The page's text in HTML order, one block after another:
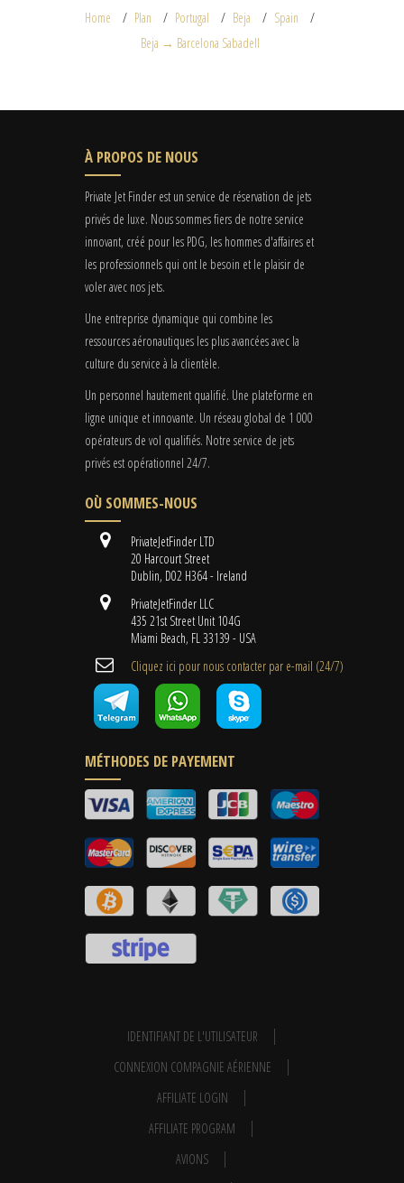
Home Plan Portugal Beja
Spain
Beja → Barcelona Sabadell
À PROPOS DE NOUS
Private Jet Finder est un service de réservation de jets
privés de luxe. Nous sommes fiers de notre service
innovant, créé pour les PDG, les hommes d'affaires et
les professionnels qui ont le besoin et le plaisir de
voler avec nos jets.
Une entreprise dynamique qui combine les
ressources aéronautiques les plus avancées avec la
culture du service à la clientèle.
Un personnel hautement qualifié. Une plateforme en
ligne unique et innovante. Un réseau global de 1 000
opérateurs de vol qualifiés. Notre service de jets
privés est opérationnel 24/7.
OÙ SOMMES-NOUS
PrivateJetFinder LTD
20 Harcourt Street
Dublin, D02 H364 - Ireland
PrivateJetFinder LLC
435 21st Street Unit 104G
Miami Beach, FL 33139 - USA
Cliquez ici pour nous contacter par e-mail (24/7)
MÉTHODES DE PAYEMENT
IDENTIFIANT DE L'UTILISATEUR
CONNEXION COMPAGNIE AÉRIENNE
AFFILIATE LOGIN
AFFILIATE PROGRAM
AVIONS